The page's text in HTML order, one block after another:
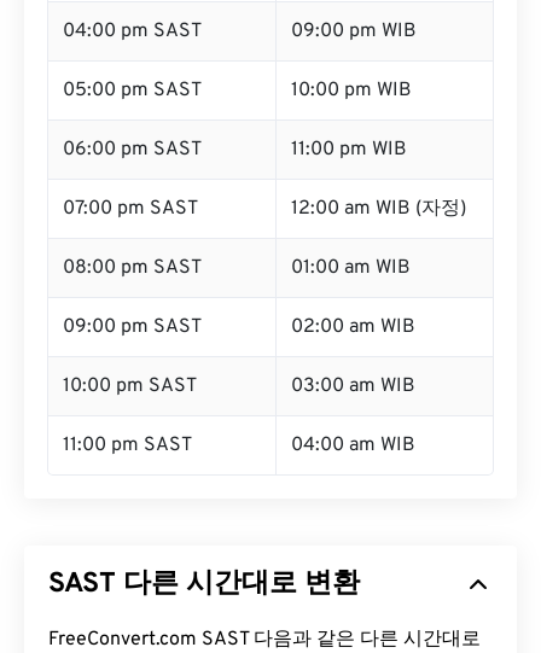
04:00 pm SAST 09:00 pm WIB
05:00 pm SAST 10:00 pm WIB
06:00 pm SAST 11:00 pm WIB
07:00 pm SAST 12:00 am WIB (자정)
08:00 pm SAST 01:00 am WIB
09:00 pm SAST 02:00 am WIB
10:00 pm SAST 03:00 am WIB
11:00 pm SAST 04:00 am WIB
SAST 다른 시간대로 변환
FreeConvert.com SAST 다음과 같은 다른 시간대로